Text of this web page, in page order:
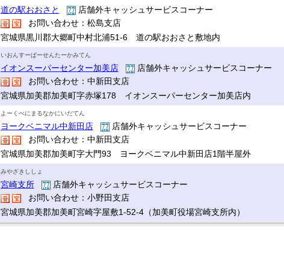
道の駅おおさと
店舗外キャッシュサービスコーナー
お問い合わせ：松島支店
宮城県黒川郡大郷町中村北浦51-6 道の駅おおさと敷地内
いおんすーぱーせんたーかみてん
イオンスーパーセンター加美店
店舗外キャッシュサービスコーナー
お問い合わせ：中新田支店
宮城県加美郡加美町字赤塚178 イオンスーパーセンター加美店内
よーくべにまるなかにいだてん
ヨークベニマル中新田店
店舗外キャッシュサービスコーナー
お問い合わせ：中新田支店
宮城県加美郡加美町字大門93 ヨークベニマル中新田店1階半屋外
みやざきししょ
宮崎支所
店舗外キャッシュサービスコーナー
お問い合わせ：小野田支店
宮城県加美郡加美町宮崎字屋敷1-52-4（加美町役場宮崎支所内）